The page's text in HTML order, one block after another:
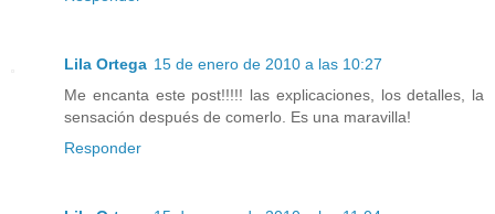
Lila Ortega 15 de enero de 2010 a las 10:27
Me encanta este post!!!!! las explicaciones, los detalles, la
sensación después de comerlo. Es una maravilla!
Responder